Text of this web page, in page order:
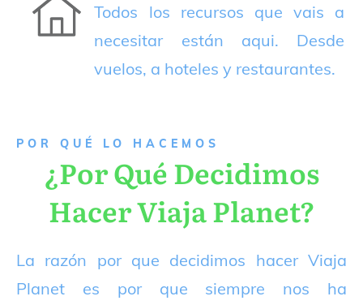
Todos los recursos que vais a
necesitar están aqui. Desde
vuelos, a hoteles y restaurantes.
P OR QUÉ LO HACEMOS
¿Por Qué Decidimos
Hacer Viaja Planet?
La razón por que decidimos hacer Viaja
Planet es por que siempre nos ha